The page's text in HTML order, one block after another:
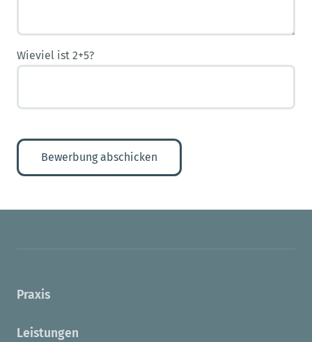
Wieviel ist 2+5?
Praxis
Leistungen